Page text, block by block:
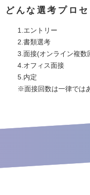
どんな選考プロ
1.エントリー
2.書類選考
3.面接(オンライン複数
4.オフィス面接
5.内定
※面接回数は一律では